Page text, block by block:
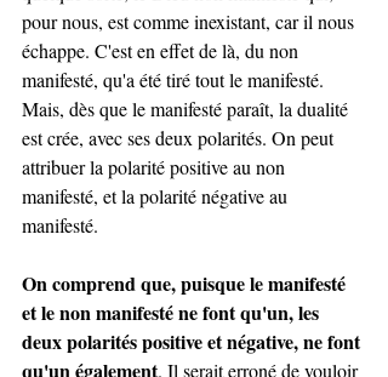
pour nous, est comme inexistant, car il nous
échappe. C'est en effet de là, du non
manifesté, qu'a été tiré tout le manifesté.
Mais, dès que le manifesté paraît, la dualité
est crée, avec ses deux polarités. On peut
attribuer la polarité positive au non
manifesté, et la polarité négative au
manifesté.
On comprend que, puisque le manifesté
et le non manifesté ne font qu'un, les
deux polarités positive et négative, ne font
qu'un également. Il serait erroné de vouloir